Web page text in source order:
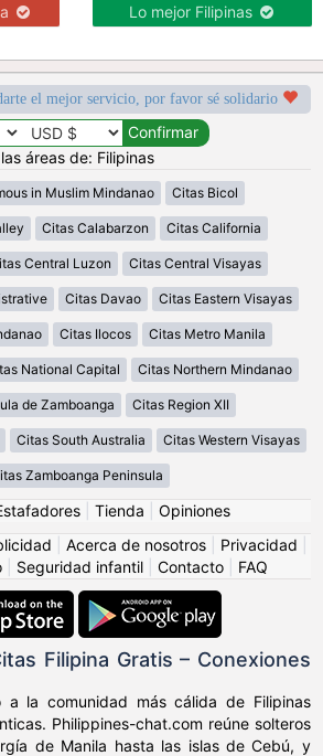
Lo mejor Filipinas
el mejor servicio, por favor sé solidario
áreas de: Filipinas
in Muslim Mindanao Citas Bicol
Citas Calabarzon Citas California
Central Luzon Citas Central Visayas
Citas Davao Citas Eastern Visayas
Citas Ilocos Citas Metro Manila
National Capital Citas Northern Mindanao
de Zamboanga Citas Region XII
Citas South Australia Citas Western Visayas
Zamboanga Peninsula
Tienda
Opiniones
Acerca de nosotros Privacidad
Seguridad infantil Contacto FAQ
Filipina Gratis – Conexiones
a la comunidad más cálida de Filipinas
Philippines-chat.com reúne solteros
de Manila hasta las islas de Cebú, y